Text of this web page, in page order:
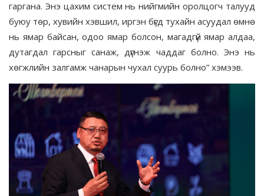
гаргана. Энэ цахим систем нь нийгмийн оролцогч талууд
буюу төр, хувийн хэвшил, иргэн бүгд тухайн асуудал өмнө
нь ямар байсан, одоо ямар болсон, магадгүй ямар алдаа,
дутагдал гарсныг санаж, дүгнэж чаддаг болно. Энэ нь
хөгжлийн залгамж чанарын чухал суурь болно” хэмээв.